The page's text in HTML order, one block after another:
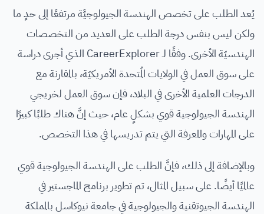
يُعد الطلب على تخصص الهندسة الجيولوجيَّة مرتفعًا إلى حدٍ ما
ولكن ليس بنفس درجة الطلب على العديد من التخصصات
الهندسيّة الأخرى. وفقًا لـ CareerExplorer الذي أجرى دراسة
على سوق العمل في الولايات المُتحدة الأمريكيّة، بالمقارنة مع
الدرجات العلمية الأخرى في البلاد، فإن سوق العمل لخريجي
الهندسة الجيولوجية قوي بشكلٍ عام، حيث إنَّ هناك طلبًا كبيرًا
على المهارات والمعرفة التي يتم تدريسها في هذا التخصص.
وبالإضافة إلى ذلك، فإنَّ الطلب على الهندسة الجيولوجية قوي
عالميًا أيضًا. على سبيل المثال، تم تطوير برنامج الماجستير في
الهندسة الجيوتقنية والجيولوجية في جامعة نيوكاسل بالمملكة